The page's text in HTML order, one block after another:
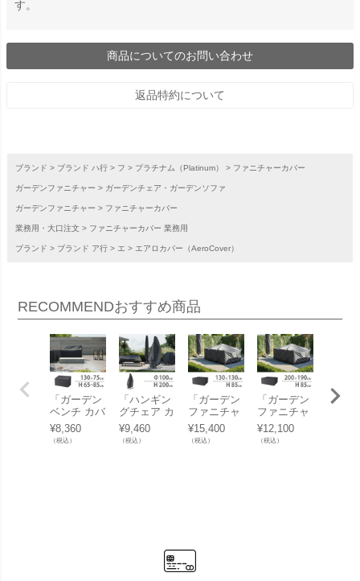
す。
商品についてのお問い合わせ
返品特約について
ブランド ブランド ハ行 フ プラチナム（Platinum） ファニチャーカバー
ガーデンファニチャー ガーデンチェア・ガーデンソファ
ガーデンファニチャー ファニチャーカバー
業務用・大口注文 ファニチャーカバー 業務用
ブランド ブランド ア行 エ エアロカバー（AeroCover）
RECOMMENDおすすめ商品
「ガーデン
ベンチ カバ
ー （Garde
n bench co
ver） エア
¥8,360
（税込）
「ハンギン
グチェア カ
バー （Han
ging chair c
over） エア
¥9,460
（税込）
「ガーデン
ファニチャ
ーセット カ
バー （Gar
den furnitur
見積り】
¥15,400
（税込）
「ガーデン
ファニチャ
ーセット カ
バー （Gar
den furnitur
¥12,100
（税込）
「ガ